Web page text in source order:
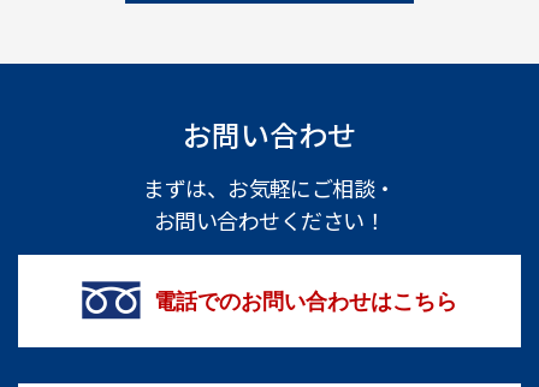
お問い合わせ
まずは、お気軽にご相談・
お問い合わせください！
電話でのお問い合わせはこちら